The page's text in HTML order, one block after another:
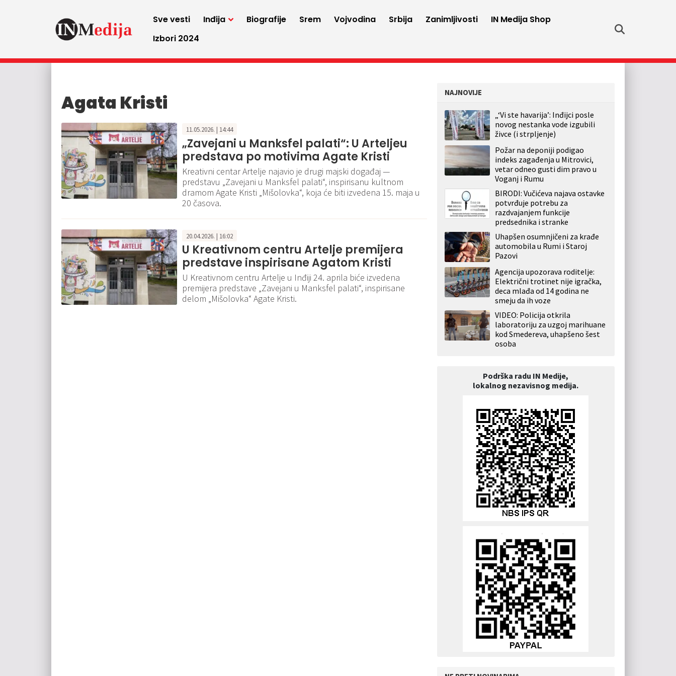
Sve vesti Inđija Biografije Srem Vojvodina Srbija Zanimljivosti
IN Medija Shop
Izbori 2024
Agata Kristi
11.05.2026. | 14:44
„Zavejani u Manksfel palati“: U Arteljeu
predstava po motivima Agate Kristi
Kreativni centar Artelje najavio je drugi majski događaj —
predstavu „Zavejani u Manksfel palati“, inspirisanu kultnom
dramom Agate Kristi „Mišolovka“, koja će biti izvedena 15. maja u
20 časova.
20.04.2026. | 16:02
U Kreativnom centru Artelje premijera
predstave inspirisane Agatom Kristi
U Kreativnom centru Artelje u Inđiji 24. aprila biće izvedena
premijera predstave „Zavejani u Manksfel palati“, inspirisane
delom „Mišolovka“ Agate Kristi.
NAJNOVIJE
„‘Vi ste havarija’: Inđijci posle
novog nestanka vode izgubili
živce (i strpljenje)
Požar na deponiji podigao
indeks zagađenja u Mitrovici,
vetar odneo gusti dim pravo u
Voganj i Rumu
BIRODI: Vučićeva najava ostavke
potvrđuje potrebu za
razdvajanjem funkcije
predsednika i stranke
Uhapšen osumnjičeni za krađe
automobila u Rumi i Staroj
Pazovi
Agencija upozorava roditelje:
Električni trotinet nije igračka,
deca mlađa od 14 godina ne
smeju da ih voze
VIDEO: Policija otkrila
laboratoriju za uzgoj marihuane
kod Smedereva, uhapšeno šest
osoba
Podrška radu IN Medije,
lokalnog nezavisnog medija.